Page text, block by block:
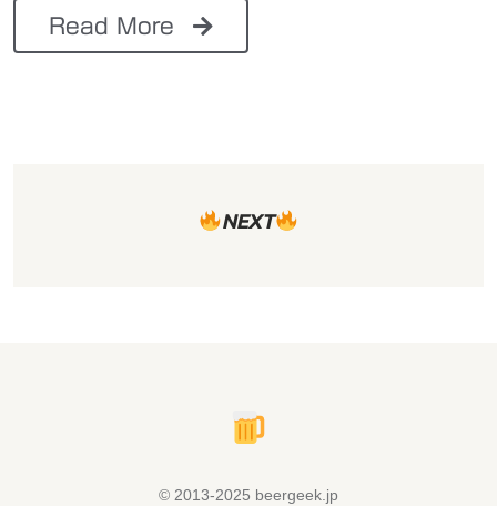
Read More
NEXT
© 2013-2025 beergeek.jp